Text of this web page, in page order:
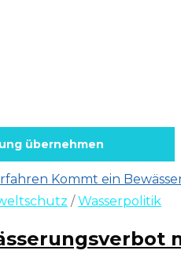
übernehmen
/Wasserpolitik